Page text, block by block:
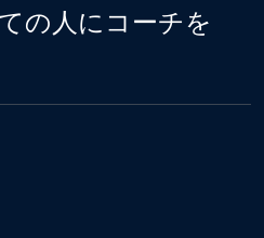
の人にコーチを